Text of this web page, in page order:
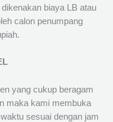
biaya LB atau
calon penumpang
yang cukup beragam
maka kami membuka
sesuai dengan jam